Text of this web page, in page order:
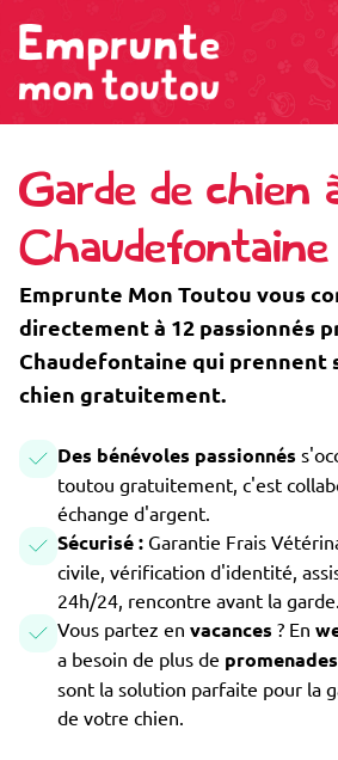
Garde de chien
Chaudefontaine
Emprunte Mon Toutou vous
directement à 12 passionnés
Chaudefontaine qui prennent
chien gratuitement.
Des bénévoles passionnés
toutou gratuitement, c'est
échange d'argent.
Sécurisé : Garantie Frais
civile, vérification d'identité,
24h/24, rencontre avant la garde.
Vous partez en vacances ? En
a besoin de plus de promenades
sont la solution parfaite pour la
de votre chien.